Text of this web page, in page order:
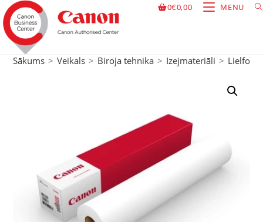
0€0,00 MENU
Sākums > Veikals > Biroja tehnika > Izejmateriāli >